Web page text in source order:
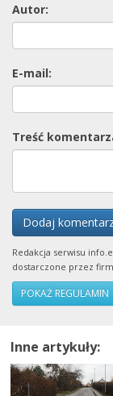
Autor:
E-mail:
Treść
Dodaj
Redakcja serwisu
dostarczone przez
POKAŻ REGULAMIN
Inne artykuły: